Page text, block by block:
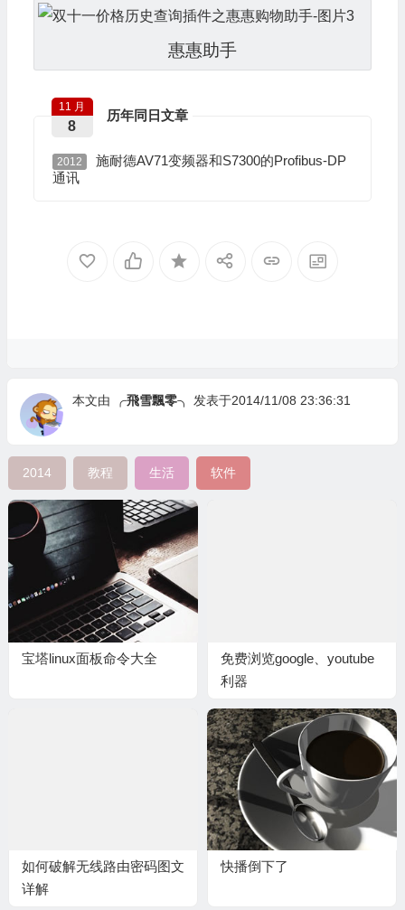
惠惠助手
历年同日文章
11 月
8
2012
施耐德AV71变频器和S7300的Profibus-DP
通讯
本文由 ╭飛雪飄零╮ 发表于2014/11/08 23:36:31
2014 教程 生活 软件
宝塔linux面板命令大全
免费浏览google、youtube
利器
如何破解无线路由密码图文
详解
快播倒下了